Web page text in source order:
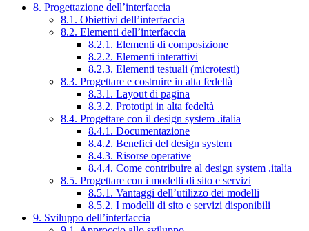
8. Progettazione dell’interfaccia
8.1. Obiettivi dell’interfaccia
8.2. Elementi dell’interfaccia
8.2.1. Elementi di composizione
8.2.2. Elementi interattivi
8.2.3. Elementi testuali (microtesti)
8.3. Progettare e costruire in alta fedeltà
8.3.1. Layout di pagina
8.3.2. Prototipi in alta fedeltà
8.4. Progettare con il design system .italia
8.4.1. Documentazione
8.4.2. Benefici del design system
8.4.3. Risorse operative
8.4.4. Come contribuire al design system .italia
8.5. Progettare con i modelli di sito e servizi
8.5.1. Vantaggi dell’utilizzo dei modelli
8.5.2. I modelli di sito e servizi disponibili
9. Sviluppo dell’interfaccia